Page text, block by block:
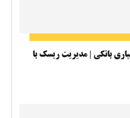
و برون‌سپاری بانکی | مدیریت ریسک با